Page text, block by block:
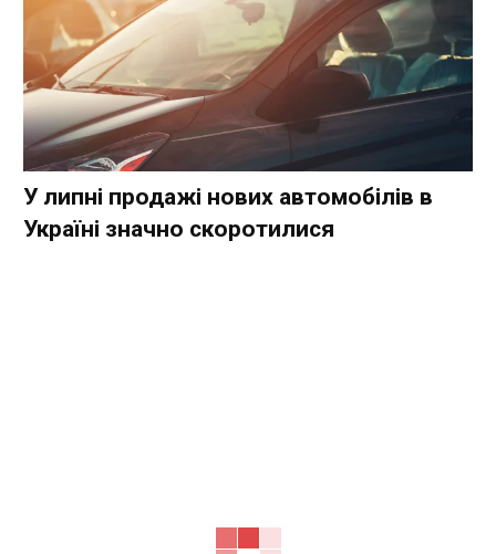
У липні продажі нових автомобілів в
Україні значно скоротилися